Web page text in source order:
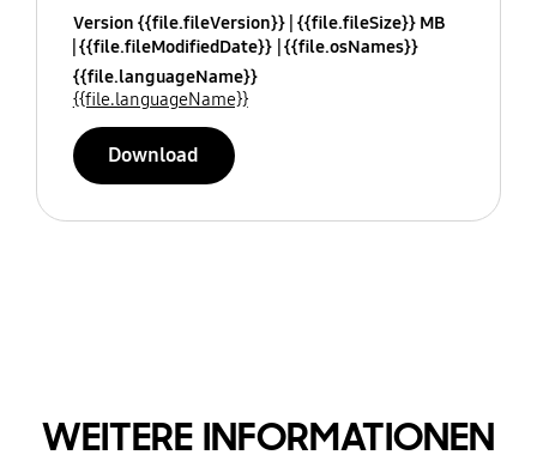
Version {{file.fileVersion}} {{file.fileSize}} MB
{{file.fileModifiedDate}} {{file.osNames}}
{{file.languageName}}
{{file.languageName}}
Download
WEITERE INFORMATIONEN